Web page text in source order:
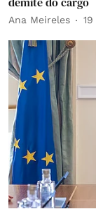
Ana Meireles